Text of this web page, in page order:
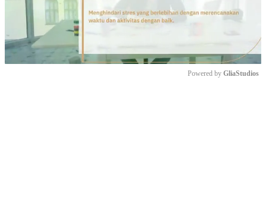
Powered by GliaStudios